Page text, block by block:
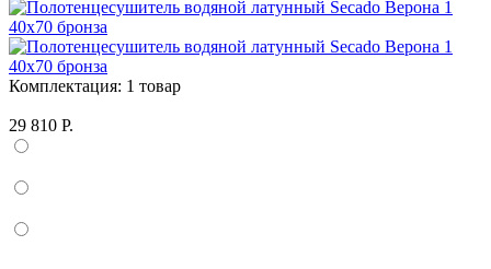
Комплектация: 1 товар
29 810 Р.